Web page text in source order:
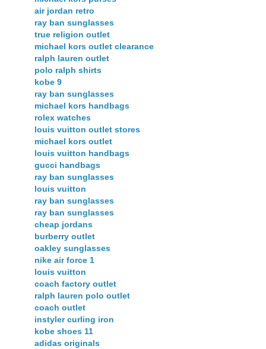
air jordan retro
ray ban sunglasses
true religion outlet
michael kors outlet clearance
ralph lauren outlet
polo ralph shirts
kobe 9
ray ban sunglasses
michael kors handbags
rolex watches
louis vuitton outlet stores
michael kors outlet
louis vuitton handbags
gucci handbags
ray ban sunglasses
louis vuitton
ray ban sunglasses
ray ban sunglasses
cheap jordans
burberry outlet
oakley sunglasses
nike air force 1
louis vuitton
coach factory outlet
ralph lauren polo outlet
coach outlet
instyler curling iron
kobe shoes 11
adidas originals